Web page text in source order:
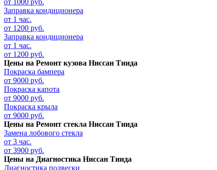
от 1000 руб.
Заправка кондиционера
от 1 час.
от 1200 руб.
Заправка кондиционера
от 1 час.
от 1200 руб.
Цены на Ремонт кузова Ниссан Тиида
Покраска бампера
от 9000 руб.
Покраска капота
от 9000 руб.
Покраска крыла
от 9000 руб.
Цены на Ремонт стекла Ниссан Тиида
Замена лобового стекла
от 3 час.
от 3900 руб.
Цены на Диагностика Ниссан Тиида
Диагностика подвески